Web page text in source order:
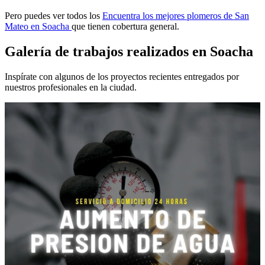
Pero puedes ver todos los Encuentra los mejores plomeros de San
Mateo en Soacha que tienen cobertura general.
Galería de trabajos realizados en Soacha
Inspírate con algunos de los proyectos recientes entregados por
nuestros profesionales en la ciudad.